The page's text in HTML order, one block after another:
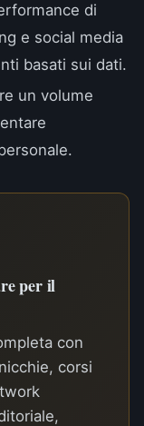
di
e social media
basati sui dati.
un volume
per il
con
corsi